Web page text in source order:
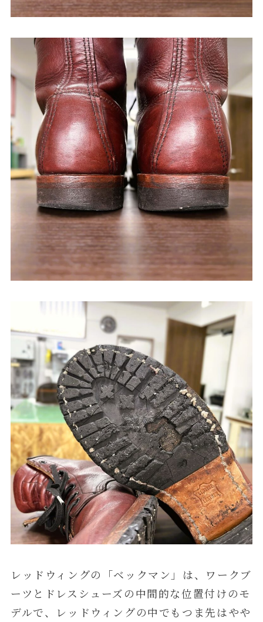
レッドウィングの「ベックマン」は、ワークブ
ーツとドレスシューズの中間的な位置付けのモ
デルで、レッドウィングの中でもつま先はやや